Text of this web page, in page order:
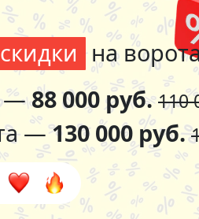
на
—88 000 руб. 110
—130 000 руб.